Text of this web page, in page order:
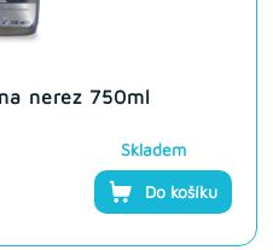
nerez 750ml
Skladem
Do košíku